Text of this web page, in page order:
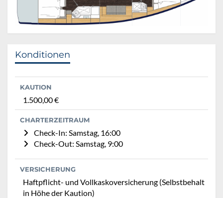
Konditionen
KAUTION
1.500,00 €
CHARTERZEITRAUM
Check-In: Samstag, 16:00
Check-Out: Samstag, 9:00
VERSICHERUNG
Haftpflicht- und Vollkaskoversicherung (Selbstbehalt
in Höhe der Kaution)